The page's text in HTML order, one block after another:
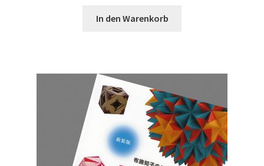
In den Warenkorb